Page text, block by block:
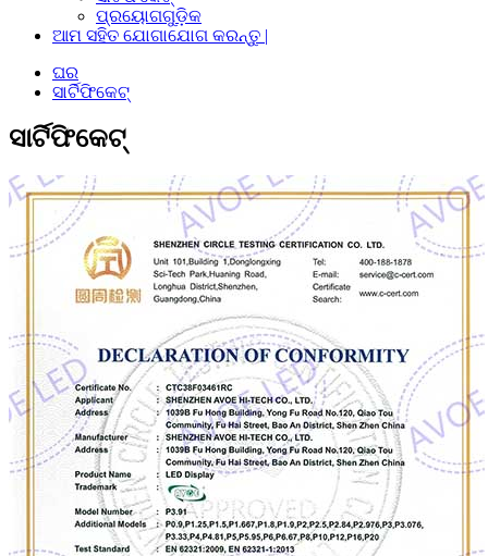
ପ୍ରୟୋଗଗୁଡ଼ିକ
ଆମ ସହିତ ଯୋଗାଯୋଗ କରନ୍ତୁ |
ଘର
ସାର୍ଟିଫିକେଟ୍
ସାର୍ଟିଫିକେଟ୍